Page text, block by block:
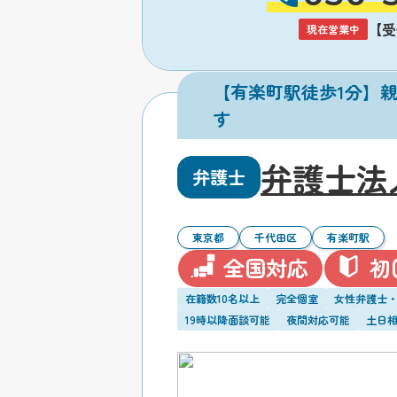
現在営業中 【
【有楽町駅徒歩1分
す
弁護士 弁護士
東京都 千代田区 有楽町駅
全国対応 初
在籍数10名以上 完全個室
女性弁護士
19時以降面談可能
夜間対応可能 土日